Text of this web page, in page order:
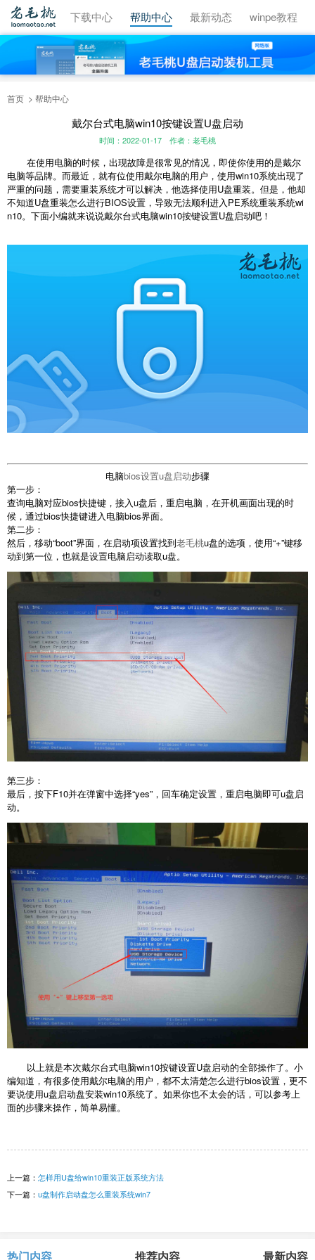
视频教程 下载中心 帮助中心 最新动态 winpe教程
首页 帮助中心
戴尔台式电脑win10按键设置U盘启动
时间：2022-01-17 作者：老毛桃
在使用电脑的时候，出现故障是很常见的情况，即使你使用的是戴尔
电脑等品牌。而最近，就有位使用戴尔电脑的用户，使用win10系统出现了
严重的问题，需要重装系统才可以解决，他选择使用U盘重装。但是，他却
不知道U盘重装怎么进行BIOS设置，导致无法顺利进入PE系统重装系统wi
n10。下面小编就来说说戴尔台式电脑win10按键设置U盘启动吧！
电脑bios设置u盘启动步骤
第一步：
查询电脑对应bios快捷键，接入u盘后，重启电脑，在开机画面出现的时
候，通过bios快捷键进入电脑bios界面。
第二步：
然后，移动“boot”界面，在启动项设置找到老毛桃u盘的选项，使用“+”键移
动到第一位，也就是设置电脑启动读取u盘。
第三步：
最后，按下F10并在弹窗中选择“yes”，回车确定设置，重启电脑即可u盘启
动。
以上就是本次戴尔台式电脑win10按键设置U盘启动的全部操作了。小
编知道，有很多使用戴尔电脑的用户，都不太清楚怎么进行bios设置，更不
要说使用u盘启动盘安装win10系统了。如果你也不太会的话，可以参考上
面的步骤来操作，简单易懂。
上一篇： 怎样用U盘给win10重装正版系统方法
下一篇： u盘制作启动盘怎么重装系统win7
热门内容 推荐内容 最新内容